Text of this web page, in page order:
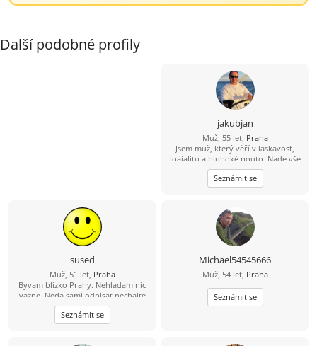
Další podobné profily
jakubjan
Muž, 55 let, Praha
Jsem muž, který věří v laskavost,
loajalitu a hluboké pouto. Nade vše
si cením upřímnosti a sním o tom, že
budu sdílet jednoduché a krásné
životní okamžiky s někým, kdo se v
Seznámit se
sused
Muž, 51 let, Praha
Byvam blizko Prahy. Nehladam nic
vazne. Neda sami odpisat nechajte
kontakt.
Seznámit se
Michael54545666
Muž, 54 let, Praha
Seznámit se